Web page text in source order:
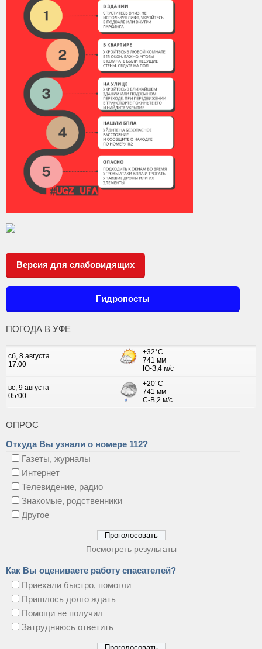
Версия для слабовидящих
Гидропосты
ПОГОДА В УФЕ
ОПРОС
Откуда Вы узнали о номере 112?
Газеты, журналы
Интернет
Телевидение, радио
Знакомые, родственники
Другое
Посмотреть результаты
Как Вы оцениваете работу спасателей?
Приехали быстро, помогли
Пришлось долго ждать
Помощи не получил
Затрудняюсь ответить